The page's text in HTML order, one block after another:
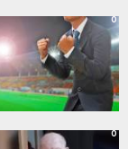
0
0